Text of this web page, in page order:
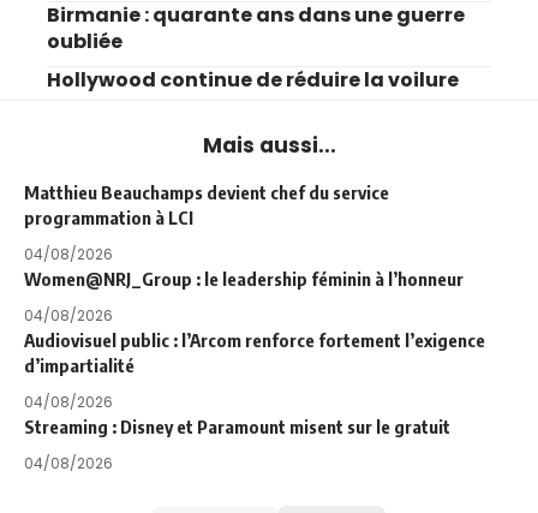
Birmanie : quarante ans dans une guerre
oubliée
Hollywood continue de réduire la voilure
Mais aussi...
Matthieu Beauchamps devient chef du service
programmation à LCI
04/08/2026
Women@NRJ_Group : le leadership féminin à l’honneur
04/08/2026
Audiovisuel public : l’Arcom renforce fortement l’exigence
d’impartialité
04/08/2026
Streaming : Disney et Paramount misent sur le gratuit
04/08/2026